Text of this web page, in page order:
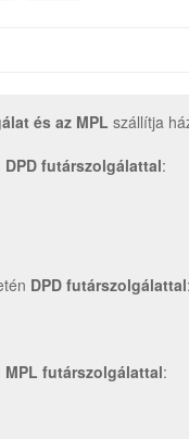
és az MPL szállítja
DPD futárszolgálattal:
DPD futárszolgálattal:
MPL futárszolgálattal: